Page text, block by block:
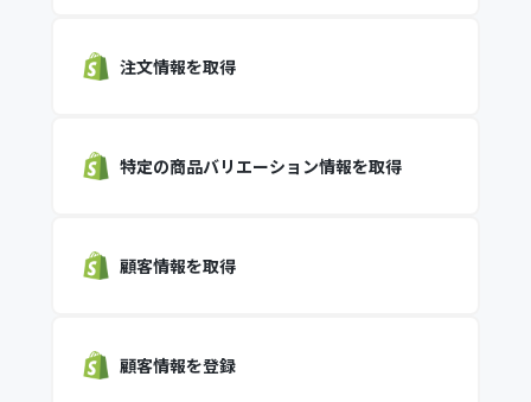
注文情報を取得
特定の商品バリエーション情報を取得
顧客情報を取得
顧客情報を登録